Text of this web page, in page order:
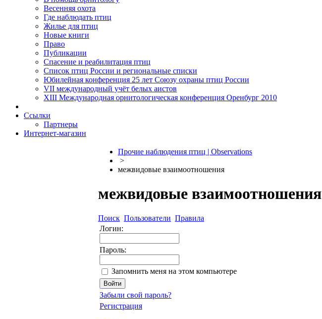
Весенняя охота
Где наблюдать птиц
Жилье для птиц
Новые книги
Право
Публикации
Спасение и реабилитация птиц
Список птиц России и региональные списки
Юбилейная конференция 25 лет Союзу охраны птиц России
VII международный учёт белых аистов
XIII Международная орнитологическая конференция Оренбург 2010
Ссылки
Партнеры
Интернет-магазин
Прочие наблюдения птиц | Observations
>
межвидовые взаимоотношения
межвидовые взаимоотношения
Поиск Пользователи Правила
Логин:
Пароль:
Запомнить меня на этом компьютере
Забыли свой пароль?
Регистрация